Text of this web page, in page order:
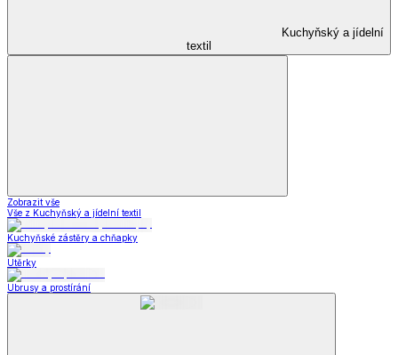
Kuchyňský a jídelní
textil
Zobrazit vše
Vše z Kuchyňský a jídelní textil
Kuchyňské zástěry a chňapky
Utěrky
Ubrusy a prostírání